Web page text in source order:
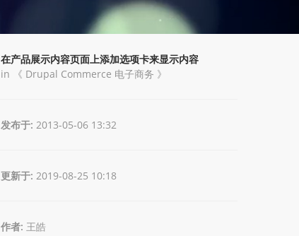
在产品展示内容页面上添加选项卡来显示内容
in 《 Drupal Commerce 电子商务 》
发布于: 2013-05-06 13:32
更新于: 2019-08-25 10:18
作者: 王皓